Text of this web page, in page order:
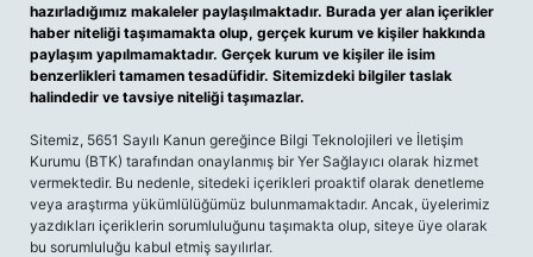
hazırladığımız makaleler paylaşılmaktadır. Burada yer alan içerikler
haber niteliği taşımamakta olup, gerçek kurum ve kişiler hakkında
paylaşım yapılmamaktadır. Gerçek kurum ve kişiler ile isim
benzerlikleri tamamen tesadüfidir. Sitemizdeki bilgiler taslak
halindedir ve tavsiye niteliği taşımazlar.
Sitemiz, 5651 Sayılı Kanun gereğince Bilgi Teknolojileri ve İletişim
Kurumu (BTK) tarafından onaylanmış bir Yer Sağlayıcı olarak hizmet
vermektedir. Bu nedenle, sitedeki içerikleri proaktif olarak denetleme
veya araştırma yükümlülüğümüz bulunmamaktadır. Ancak, üyelerimiz
yazdıkları içeriklerin sorumluluğunu taşımakta olup, siteye üye olarak
bu sorumluluğu kabul etmiş sayılırlar.